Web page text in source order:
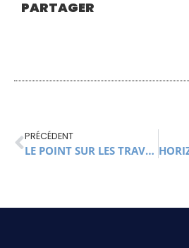
PARTAGER
PRÉCÉDENT
LE POINT SUR LES TRAVAUX DU QUAI